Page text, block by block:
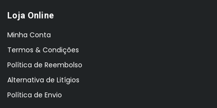
Loja Online
Minha Conta
Termos & Condições
Política de Reembolso
Alternativa de Litígios
Política de Envio